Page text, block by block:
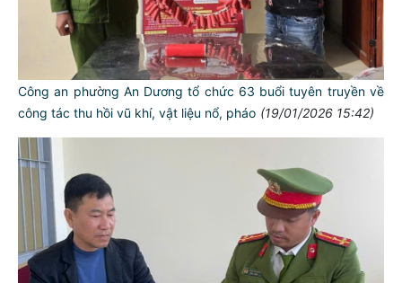
Công an phường An Dương tổ chức 63 buổi tuyên truyền về
công tác thu hồi vũ khí, vật liệu nổ, pháo (19/01/2026 15:42)